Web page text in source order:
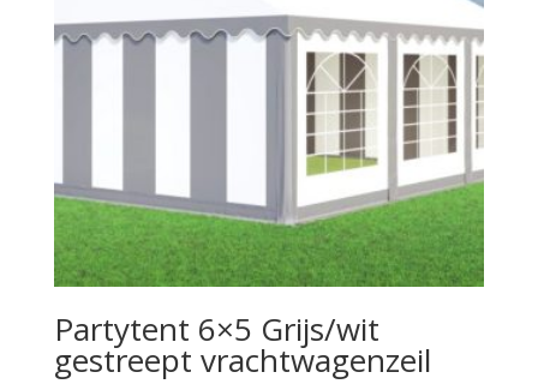
Partytent 6×5 Grijs/wit
gestreept vrachtwagenzeil